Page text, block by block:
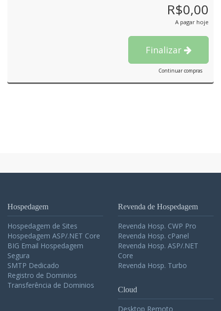
R$0,00
A pagar hoje
Finalizar
Continuar compras
Hospedagem
Hospedagem de Sites
Hospedagem ASP/.NET Core
BIG Email Hospedagem
Segura
SMTP Dedicado
Registro de Dominios
Transferência de Dominios
Revenda de Hospedagem
Revenda Hosp. CWP Pro
Revenda Hosp. cPanel
Revenda Hosp. ASP/.NET
Core
Revenda Hosp. Turbo
Cloud
Desktop Remoto